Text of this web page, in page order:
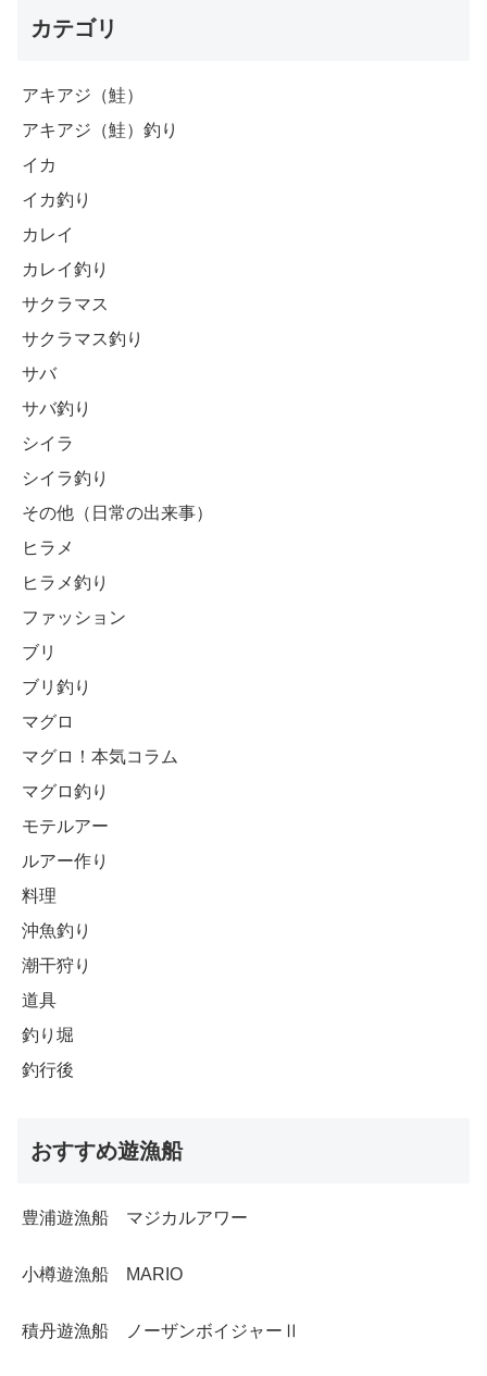
カテゴリ
アキアジ（鮭）
アキアジ（鮭）釣り
イカ
イカ釣り
カレイ
カレイ釣り
サクラマス
サクラマス釣り
サバ
サバ釣り
シイラ
シイラ釣り
その他（日常の出来事）
ヒラメ
ヒラメ釣り
ファッション
ブリ
ブリ釣り
マグロ
マグロ！本気コラム
マグロ釣り
モテルアー
ルアー作り
料理
沖魚釣り
潮干狩り
道具
釣り堀
釣行後
おすすめ遊漁船
豊浦遊漁船 マジカルアワー
小樽遊漁船 MARIO
積丹遊漁船 ノーザンボイジャーⅡ